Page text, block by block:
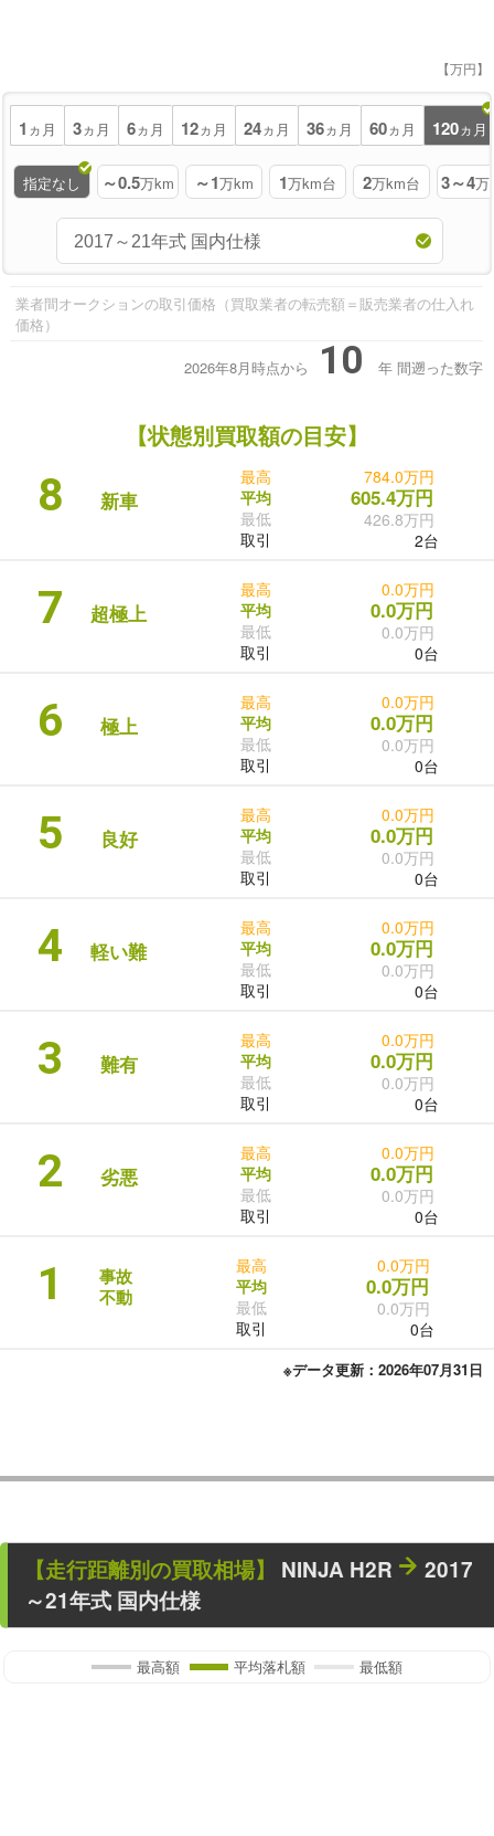
【万円】
1 ヵ月 3ヵ月 6ヵ月 12ヵ月 24ヵ月 36ヵ月 60ヵ月 120ヵ月
指定なし ～0.5万km ～1万km 1万km台 2万km台 3～4万
業者間オークションの取引価格（買取業者の転売額＝販売業者の仕入れ
価格）
2026年8月時点から 10 年 間遡った数字
【状態別買取額の目安】
8 新車
最高
平均
最低
取引
784.0万円
605.4万円
426.8万円
2台
7 超極上
最高
平均
最低
取引
0.0万円
0.0万円
0.0万円
0台
6 極上
最高
平均
最低
取引
0.0万円
0.0万円
0.0万円
0台
5 良好
最高
平均
最低
取引
0.0万円
0.0万円
0.0万円
0台
4 軽い難
最高
平均
最低
取引
0.0万円
0.0万円
0.0万円
0台
3 難有
最高
平均
最低
取引
0.0万円
0.0万円
0.0万円
0台
2 劣悪
最高
平均
最低
取引
0.0万円
0.0万円
0.0万円
0台
1
事故
不動
最高
平均
最低
取引
0.0万円
0.0万円
0.0万円
0台
※データ更新：2026年07月31日
【走行距離別の買取相場】 NINJA H2R
2017
～21年式 国内仕様
最高額 平均落札額 最低額